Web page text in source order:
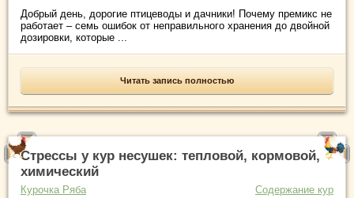
Добрый день, дорогие птицеводы и дачники! Почему премикс не
работает – семь ошибок от неправильного хранения до двойной
дозировки, которые ...
Читать запись полностью
Стрессы у кур несушек: тепловой, кормовой,
химический
Курочка Ряба Содержание кур